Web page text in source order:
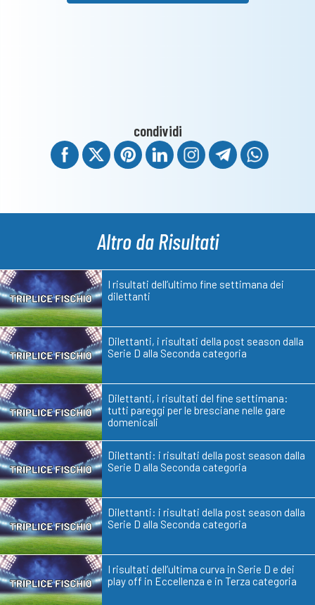
condividi
Altro da Risultati
I risultati dell’ultimo fine settimana dei
dilettanti
Dilettanti, i risultati della post season dalla
Serie D alla Seconda categoria
Dilettanti, i risultati del fine settimana:
tutti pareggi per le bresciane nelle gare
domenicali
Dilettanti: i risultati della post season dalla
Serie D alla Seconda categoria
Dilettanti: i risultati della post season dalla
Serie D alla Seconda categoria
I risultati dell’ultima curva in Serie D e dei
play off in Eccellenza e in Terza categoria